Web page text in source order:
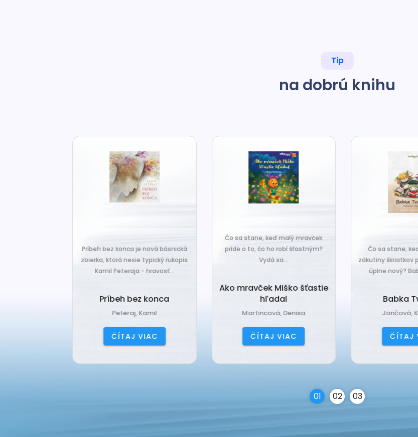
Tip
na dobrú knihu
Príbeh bez konca je nová básnická
zbierka, ktorá nesie typický rukopis
Kamil Peteraja - hravosť...
Príbeh bez konca
Peteraj, Kamil
ČÍTAJ VIAC
Čo sa stane, keď malý mravček
príde o to, čo ho robí šťastným?
Vydá sa...
Ako mravček Miško šťastie
hľadal
Martincová, Denisa
ČÍTAJ VIAC
Čo sa stane,
zákutiny škriatkov
úplne nový?
Babka
Jančová,
ČÍTAJ
01 02 03